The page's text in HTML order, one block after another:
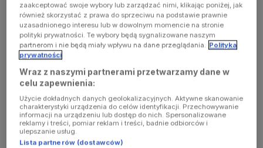
(see the
browser
console for
more
information)
zaakceptować swoje wybory lub zarządzać nimi, klikając poniżej, jak
również skorzystać z prawa do sprzeciwu na podstawie prawnie
uzasadnionego interesu lub w dowolnym momencie na stronie
polityki prywatności. Te wybory będą sygnalizowane naszym
partnerom i nie będą miały wpływu na dane przeglądania. Polityka
prywatności
Wraz z naszymi partnerami przetwarzamy dane w
celu zapewnienia:
Użycie dokładnych danych geolokalizacyjnych. Aktywne skanowanie
charakterystyki urządzenia do celów identyfikacji. Przechowywanie
informacji na urządzeniu lub dostęp do nich. Spersonalizowane
reklamy i treści, pomiar reklam i treści, badnie odbiorców i
ulepszanie usług.
Lista partnerów (dostawców)